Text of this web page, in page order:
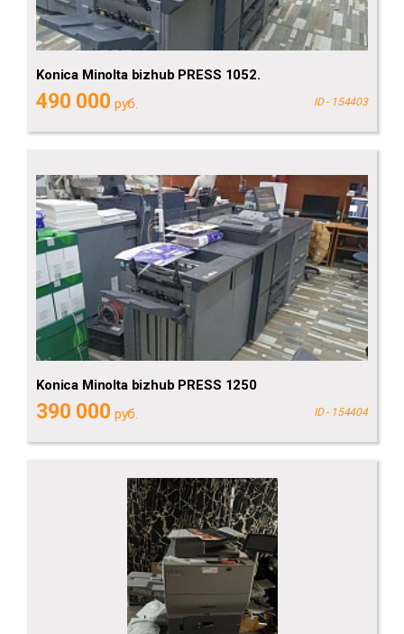
Konica Minolta bizhub PRESS 1052.
490 000 руб. ID - 154403
Konica Minolta bizhub PRESS 1250
390 000 руб. ID - 154404